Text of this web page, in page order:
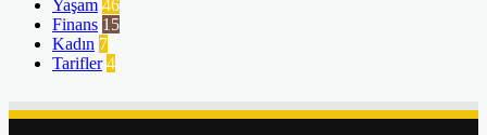
Yaşam 46
Finans 15
Kadın 7
Tarifler 4